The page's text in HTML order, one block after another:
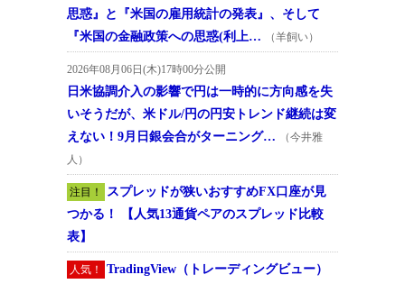
思惑』と『米国の雇用統計の発表』、そして
『米国の金融政策への思惑(利上…
（羊飼い）
2026年08月06日(木)17時00分公開
日米協調介入の影響で円は一時的に方向感を失
いそうだが、米ドル/円の円安トレンド継続は変
えない！9月日銀会合がターニング…
（今井雅
人）
注目！
スプレッドが狭いおすすめFX口座が見
つかる！ 【人気13通貨ペアのスプレッド比較
表】
人気！ TradingView（トレーディングビュー）